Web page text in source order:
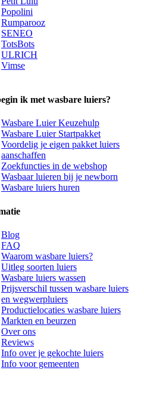
Popolini
Rumparooz
SENEO
TotsBots
ULRICH
Vimse
ik met wasbare luiers?
Wasbare Luier Keuzehulp
Wasbare Luier Startpakket
Voordelig je eigen pakket luiers
aanschaffen
Zoekfuncties in de webshop
Wasbaar luieren bij je newborn
Wasbare luiers huren
Blog
FAQ
Waarom wasbare luiers?
Uitleg soorten luiers
Wasbare luiers wassen
Prijsverschil tussen wasbare luiers
en wegwerpluiers
Productielocaties wasbare luiers
Markten en beurzen
Over ons
Reviews
Info over je gekochte luiers
Info voor gemeenten